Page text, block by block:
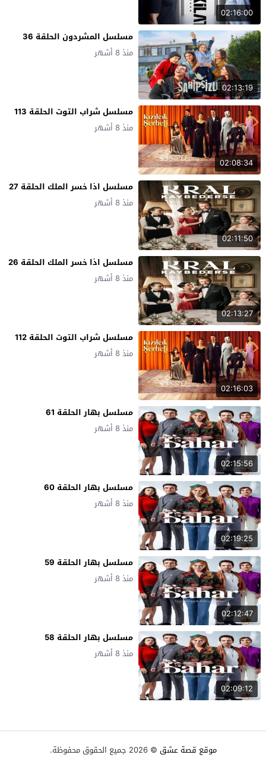
02:16:00
02:13:19
مسلسل المشردون الحلقة 36
منذ 8 أشهر
02:08:34
مسلسل شراب التوت الحلقة 113
منذ 8 أشهر
02:11:50
مسلسل اذا خسر الملك الحلقة 27
منذ 8 أشهر
02:13:27
مسلسل اذا خسر الملك الحلقة 26
منذ 8 أشهر
02:16:03
مسلسل شراب التوت الحلقة 112
منذ 8 أشهر
02:15:56
مسلسل بهار الحلقة 61
منذ 8 أشهر
02:19:25
مسلسل بهار الحلقة 60
منذ 8 أشهر
02:12:47
مسلسل بهار الحلقة 59
منذ 8 أشهر
02:09:12
مسلسل بهار الحلقة 58
منذ 8 أشهر
موقع قصة عشق © 2026 جميع الحقوق محفوظة.